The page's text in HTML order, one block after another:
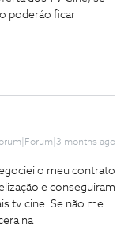
poderáo ficar
months ago
o meu contrato
e conseguiram
tv cine. Se não me
na